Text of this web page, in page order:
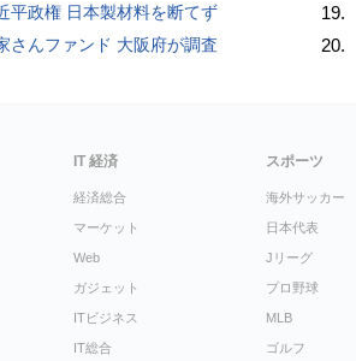
平政権 日本製材料を断てず
さんファンド 大阪府が調査
19.
20.
IT 経済
経済総合
マーケット
Web
ガジェット
ITビジネス
IT総合
スポーツ
海外サッカー
日本代表
Jリーグ
プロ野球
MLB
ゴルフ